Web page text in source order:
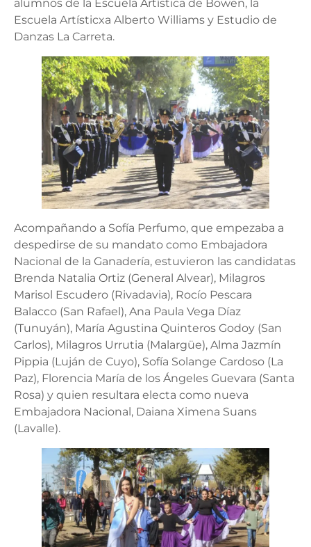
alumnos de la Escuela Artística de Bowen, la
Escuela Artísticxa Alberto Williams y Estudio de
Danzas La Carreta.
Acompañando a Sofía Perfumo, que empezaba a
despedirse de su mandato como Embajadora
Nacional de la Ganadería, estuvieron las candidatas
Brenda Natalia Ortiz (General Alvear), Milagros
Marisol Escudero (Rivadavia), Rocío Pescara
Balacco (San Rafael), Ana Paula Vega Díaz
(Tunuyán), María Agustina Quinteros Godoy (San
Carlos), Milagros Urrutia (Malargüe), Alma Jazmín
Pippia (Luján de Cuyo), Sofía Solange Cardoso (La
Paz), Florencia María de los Ángeles Guevara (Santa
Rosa) y quien resultara electa como nueva
Embajadora Nacional, Daiana Ximena Suans
(Lavalle).